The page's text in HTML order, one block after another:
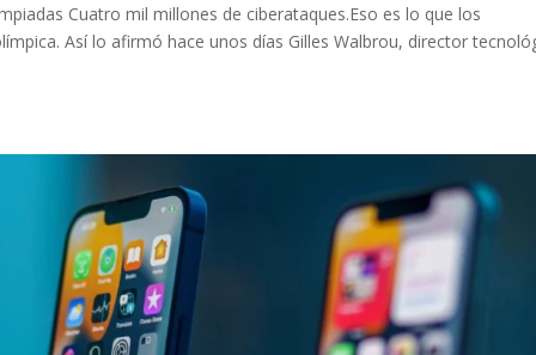
Cuatro mil millones de ciberataques.Eso es lo que los
Así lo afirmó hace unos días Gilles Walbrou, director